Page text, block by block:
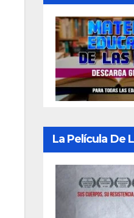
La Película De